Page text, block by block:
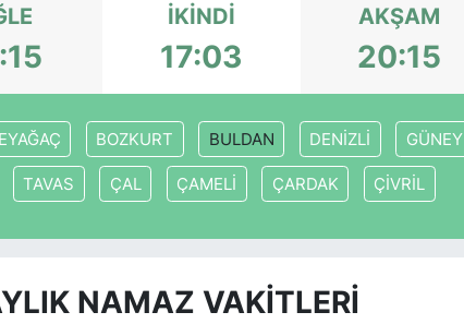
İKINDI
17:03
AKŞAM
20:15
BOZKURT BULDAN DENİZLİ GÜNEY
TAVAS ÇAL ÇAMELİ ÇARDAK ÇİVRİL
NAMAZ VAKITLERI